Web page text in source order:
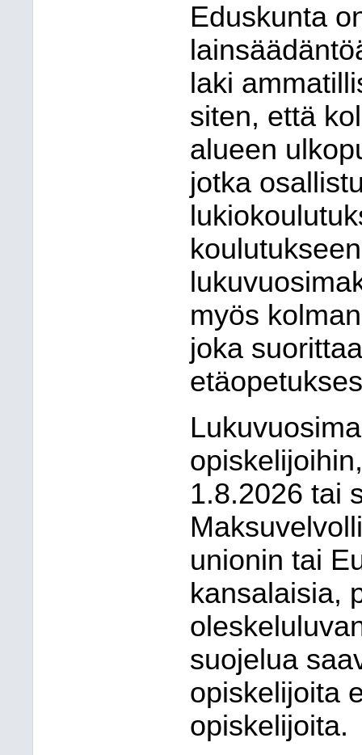
Eduskunta
laki
siten, että
alueen
jotka
myös
joka
1.8.2026 tai
unionin tai
kansalaisia,
suojelua
opiskelijoita
opiskelijoita.